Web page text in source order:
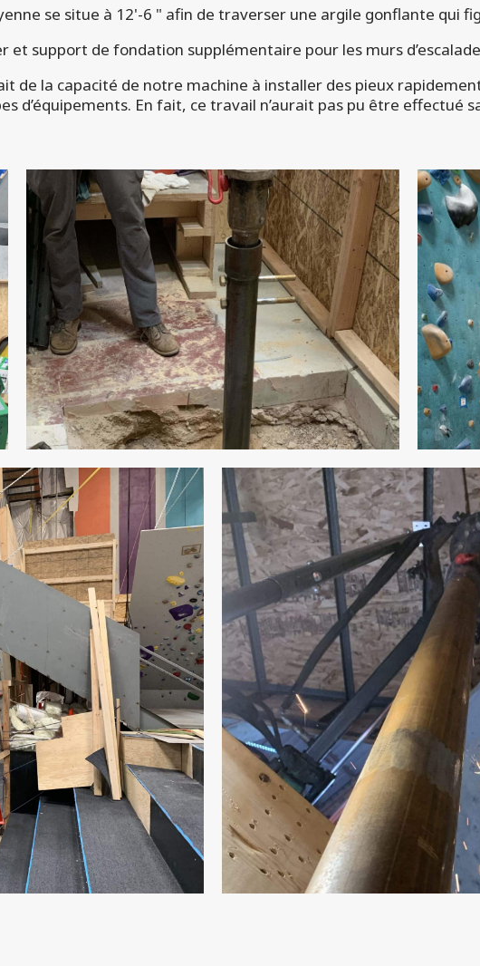
se situe à 12'-6 " afin de traverser une argile gonflante qui
et support de fondation supplémentaire pour les murs
de la capacité de notre machine à installer des pieux
d’équipements. En fait, ce travail n’aurait pas pu être effectué